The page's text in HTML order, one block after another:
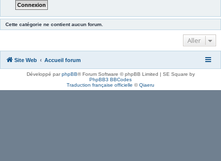
Cette catégorie ne contient aucun forum.
Aller
Site Web Accueil forum
Développé parphpBB® Forum Software © phpBB Limited | SE Square by
PhpBB3 BBCodes
Traduction française officielle ©Qiaeru